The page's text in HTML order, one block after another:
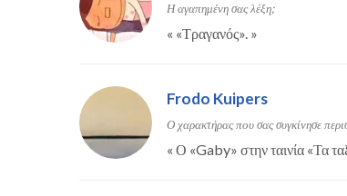
Η αγαπημένη σας λέξη;
« «Τραγανός». »
Frodo Kuipers
Ο χαρακτήρας που σας συγκίνησε
« Ο «Gaby» στην ταινία «Τα